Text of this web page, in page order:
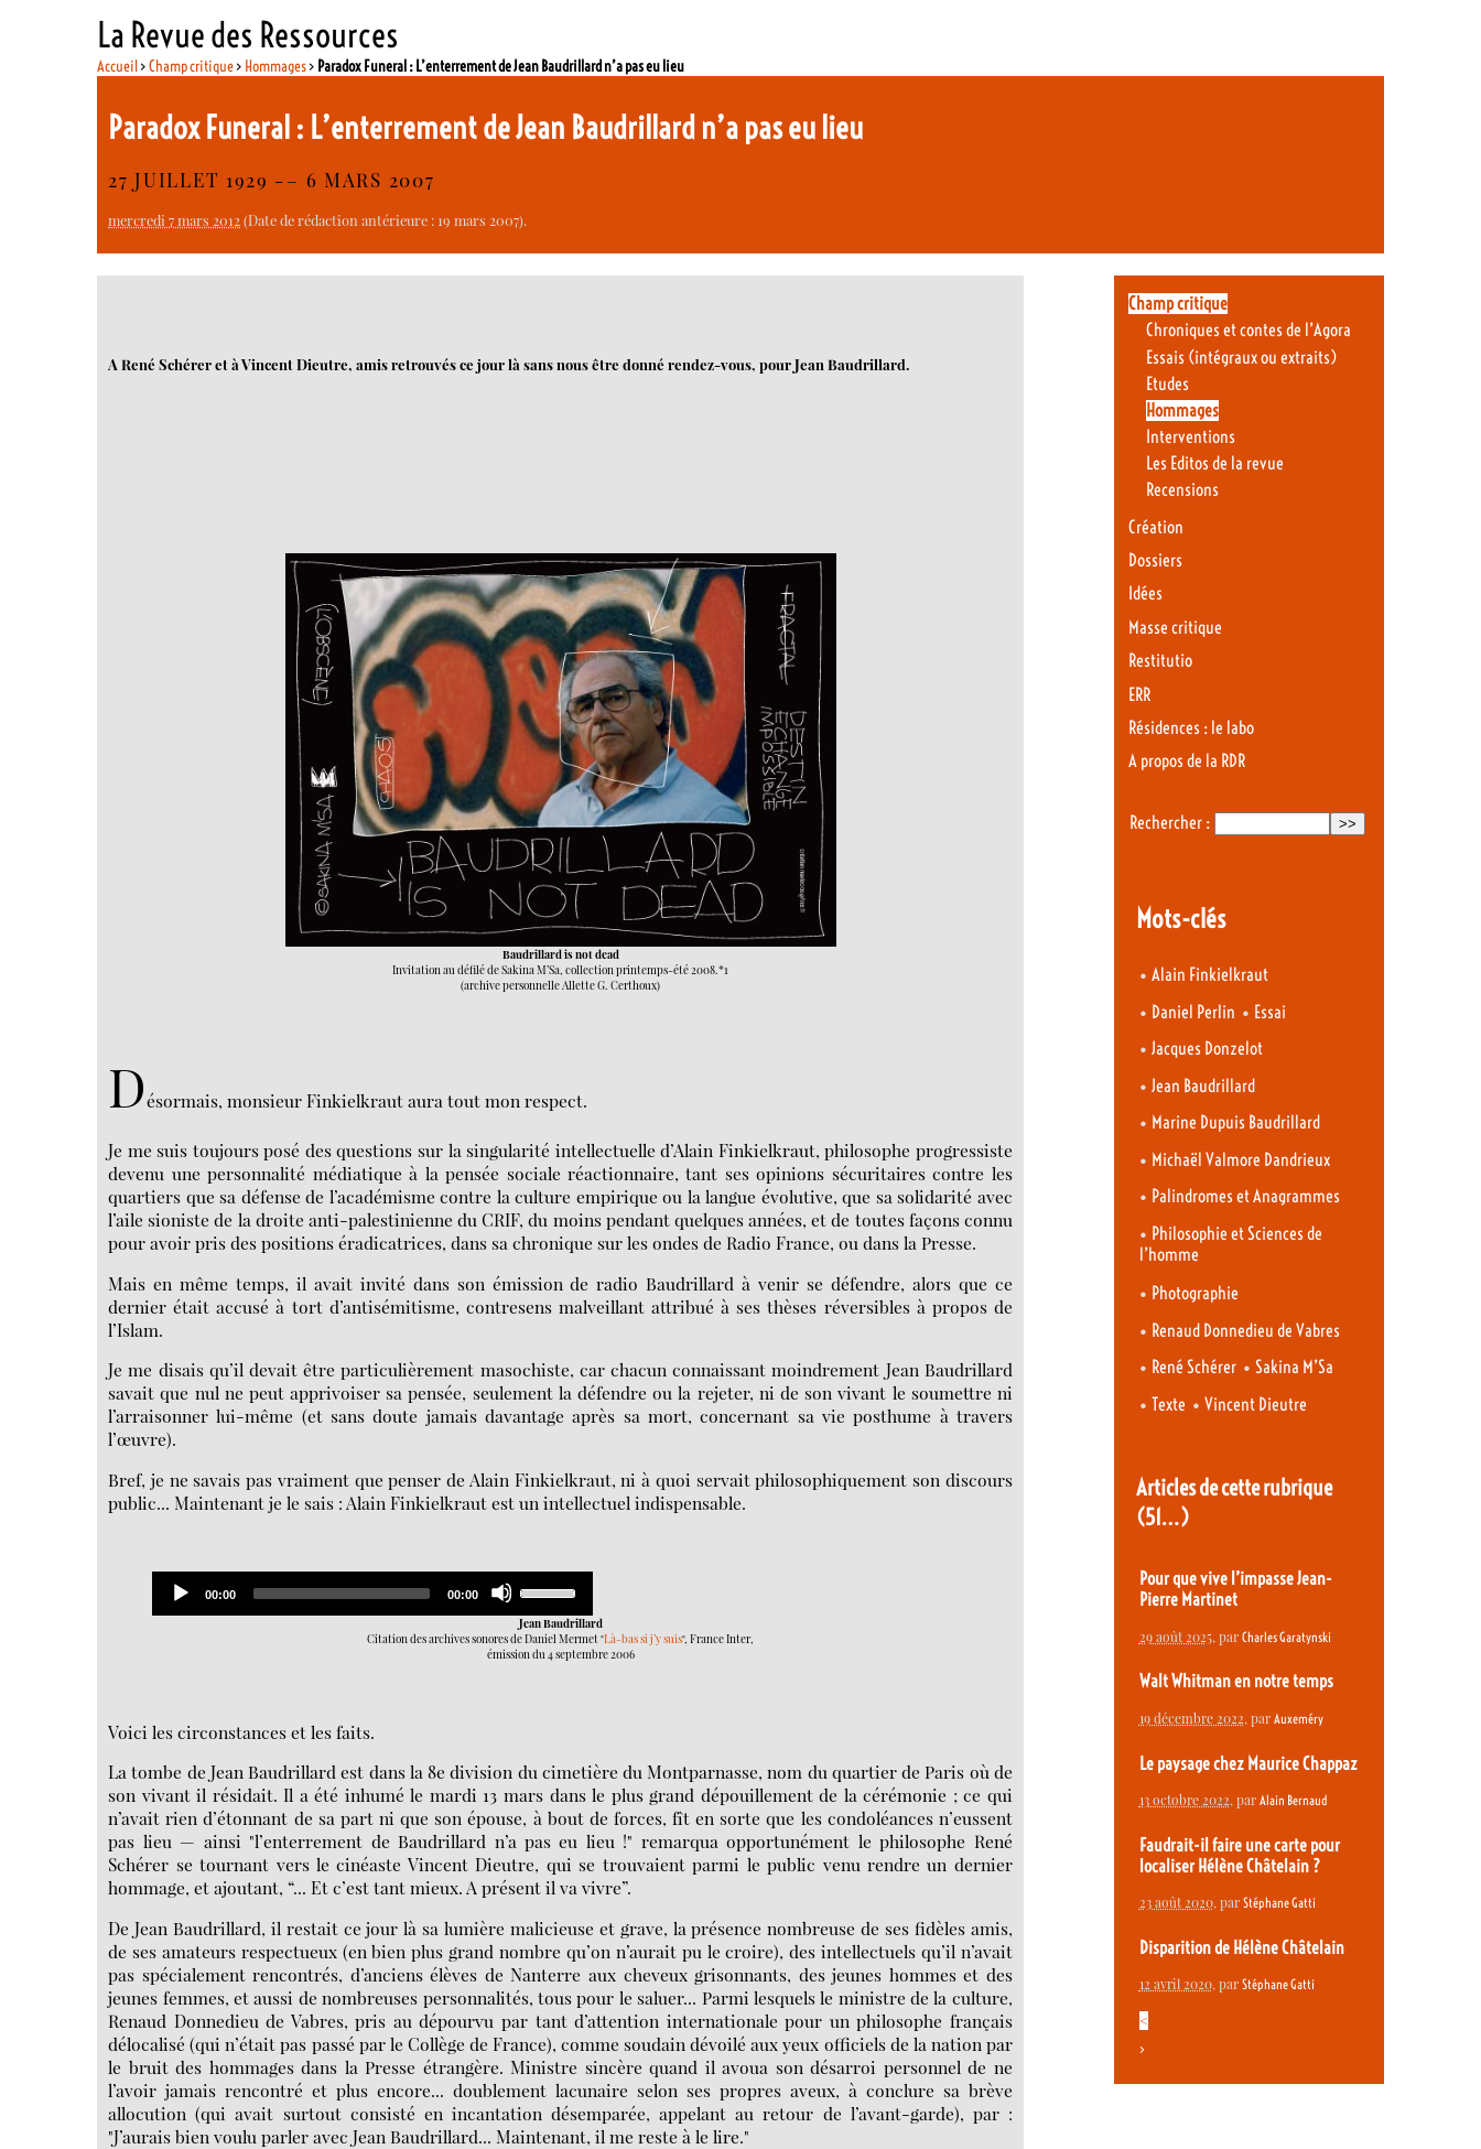
La Revue des Ressources
Accueil>Champ critique> Hommages> Paradox Funeral : L’enterrement de Jean Baudrillard n’a pas eu lieu
Paradox Funeral : L’enterrement de Jean Baudrillard n’a pas eu lieu
27 JUILLET 1929 -– 6 MARS 2007
mercredi 7 mars 2012(Date de rédaction antérieure : 19 mars 2007).
A René Schérer et à Vincent Dieutre, amis retrouvés ce jour là sans nous être donné rendez-vous, pour Jean Baudrillard.
Baudrillard is not dead
Invitation au défilé de Sakina M’Sa, collection printemps-été 2008.*1
(archive personnelle Allette G. Certhoux)
Désormais, monsieur Finkielkraut aura tout mon respect.
Je me suis toujours posé des questions sur la singularité intellectuelle d’Alain Finkielkraut, philosophe progressiste
devenu une personnalité médiatique à la pensée sociale réactionnaire, tant ses opinions sécuritaires contre les
quartiers que sa défense de l’académisme contre la culture empirique ou la langue évolutive, que sa solidarité avec
l’aile sioniste de la droite anti-palestinienne du CRIF, du moins pendant quelques années, et de toutes façons connu
pour avoir pris des positions éradicatrices, dans sa chronique sur les ondes de Radio France, ou dans la Presse.
Mais en même temps, il avait invité dans son émission de radio Baudrillard à venir se défendre, alors que ce
dernier était accusé à tort d’antisémitisme, contresens malveillant attribué à ses thèses réversibles à propos de
l’Islam.
Je me disais qu’il devait être particulièrement masochiste, car chacun connaissant moindrement Jean Baudrillard
savait que nul ne peut apprivoiser sa pensée, seulement la défendre ou la rejeter, ni de son vivant le soumettre ni
l’arraisonner lui-même (et sans doute jamais davantage après sa mort, concernant sa vie posthume à travers
l’œuvre).
Bref, je ne savais pas vraiment que penser de Alain Finkielkraut, ni à quoi servait philosophiquement son discours
public... Maintenant je le sais : Alain Finkielkraut est un intellectuel indispensable.
Audio
Player
Current
00:00
Total
00:00
Up/Down
Arrow
keys
to
Jean Baudrillard
Citation des archives sonores de Daniel Mermet "Là-bas si j’y suis", France Inter,
émission du 4 septembre 2006
Voici les circonstances et les faits.
La tombe de Jean Baudrillard est dans la 8e division du cimetière du Montparnasse, nom du quartier de Paris où de
son vivant il résidait. Il a été inhumé le mardi 13 mars dans le plus grand dépouillement de la cérémonie ; ce qui
n’avait rien d’étonnant de sa part ni que son épouse, à bout de forces, fît en sorte que les condoléances n’eussent
pas lieu — ainsi "l’enterrement de Baudrillard n’a pas eu lieu !" remarqua opportunément le philosophe René
Schérer se tournant vers le cinéaste Vincent Dieutre, qui se trouvaient parmi le public venu rendre un dernier
hommage, et ajoutant, “... Et c’est tant mieux. A présent il va vivre”.
De Jean Baudrillard, il restait ce jour là sa lumière malicieuse et grave, la présence nombreuse de ses fidèles amis,
de ses amateurs respectueux (en bien plus grand nombre qu’on n’aurait pu le croire), des intellectuels qu’il n’avait
pas spécialement rencontrés, d’anciens élèves de Nanterre aux cheveux grisonnants, des jeunes hommes et des
jeunes femmes, et aussi de nombreuses personnalités, tous pour le saluer... Parmi lesquels le ministre de la culture,
Renaud Donnedieu de Vabres, pris au dépourvu par tant d’attention internationale pour un philosophe français
délocalisé (qui n’était pas passé par le Collège de France), comme soudain dévoilé aux yeux officiels de la nation par
le bruit des hommages dans la Presse étrangère. Ministre sincère quand il avoua son désarroi personnel de ne
l’avoir jamais rencontré et plus encore... doublement lacunaire selon ses propres aveux, à conclure sa brève
allocution (qui avait surtout consisté en incantation désemparée, appelant au retour de l’avant-garde), par :
"J’aurais bien voulu parler avec Jean Baudrillard... Maintenant, il me reste à le lire."
Champ critique
Chroniques et contes de l’Agora
Essais (intégraux ou extraits)
Etudes
Hommages
Interventions
Les Editos de la revue
Recensions
Création
Dossiers
Idées
Masse critique
Restitutio
ERR
Résidences : le labo
A propos de la RDR
Rechercher :
Mots-clés
• Alain Finkielkraut
• Daniel Perlin • Essai
• Jacques Donzelot
• Jean Baudrillard
• Marine Dupuis Baudrillard
• Michaël Valmore Dandrieux
• Palindromes et Anagrammes
• Philosophie et Sciences de
l’homme
• Photographie
• Renaud Donnedieu de Vabres
• René Schérer •Sakina M’Sa
• Texte •Vincent Dieutre
Articles de cette rubrique
(51…)
Pour que vive l’impasse Jean-
Pierre Martinet
29 août 2025, par Charles Garatynski
Walt Whitman en notre temps
19 décembre 2022, par Auxeméry
Le paysage chez Maurice Chappaz
13 octobre 2022, par Alain Bernaud
Faudrait-il faire une carte pour
localiser Hélène Châtelain ?
23 août 2020, par Stéphane Gatti
Disparition de Hélène Châtelain
12 avril 2020, par Stéphane Gatti
<
>